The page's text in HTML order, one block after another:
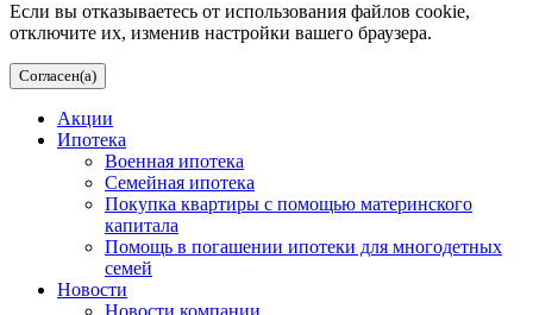
Если вы отказываетесь от использования файлов cookie,
отключите их, изменив настройки вашего браузера.
Согласен(а)
Акции
Ипотека
Военная ипотека
Семейная ипотека
Покупка квартиры с помощью материнского
капитала
Помощь в погашении ипотеки для многодетных
семей
Новости
Новости компании